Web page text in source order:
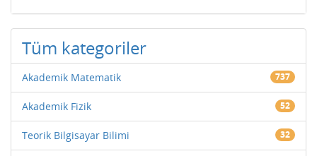
Tüm kategoriler
Akademik Matematik 737
Akademik Fizik 52
Teorik Bilgisayar Bilimi 32